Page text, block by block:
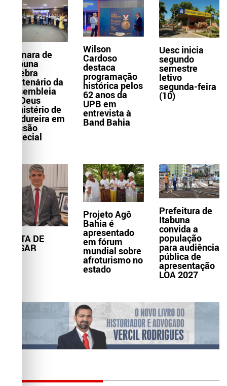
Câmara de
Itabuna
celebra
centenário da
Assembleia
de Deus
Ministério de
Madureira em
Sessão
Especial
Wilson
Cardoso
destaca
programação
histórica pelos
62 anos da
UPB em
entrevista à
Band Bahia
Uesc inicia
segundo
semestre
letivo
segunda-feira
(10)
NOTA DE
PESAR
Projeto Agô
Bahia é
apresentado
em fórum
mundial sobre
afroturismo no
estado
Prefeitura de
Itabuna
convida a
população
para audiência
pública de
apresentação
LOA 2027